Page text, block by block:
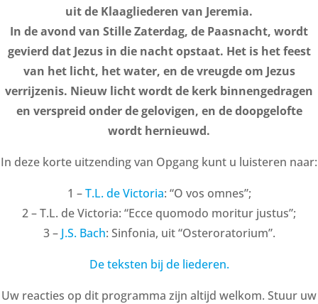
uit de Klaagliederen van Jeremia.
In de avond van Stille Zaterdag, de Paasnacht, wordt
gevierd dat Jezus in die nacht opstaat. Het is het feest
van het licht, het water, en de vreugde om Jezus
verrijzenis. Nieuw licht wordt de kerk binnengedragen
en verspreid onder de gelovigen, en de doopgelofte
wordt hernieuwd.
In deze korte uitzending van Opgang kunt u luisteren naar:
1 –T.L. de Victoria: “O vos omnes”;
2 – T.L. de Victoria: “Ecce quomodo moritur justus”;
3 – J.S. Bach: Sinfonia, uit “Osteroratorium”.
De teksten bij de liederen.
Uw reacties op dit programma zijn altijd welkom. Stuur uw